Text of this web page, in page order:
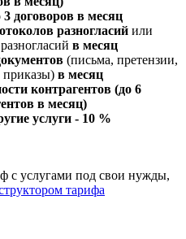
3 договоров в месяц
разногласийили
в месяц
(письма, претензии,
приказы) в месяц
контрагентов (до 6
в месяц)
услуги - 10 %
с услугами под свои нужды,
тарифа